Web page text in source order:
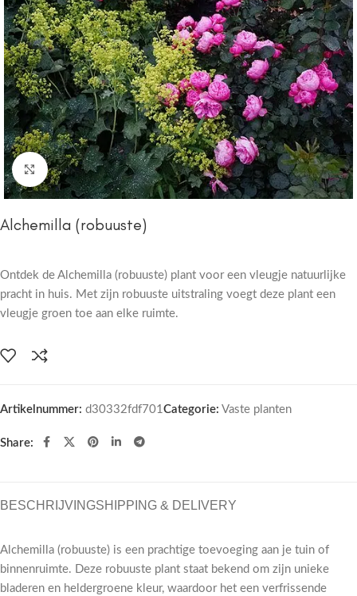
Click to enlarge
Alchemilla (robuuste)
Ontdek de Alchemilla (robuuste) plant voor een vleugje natuurlijke
pracht in huis. Met zijn robuuste uitstraling voegt deze plant een
vleugje groen toe aan elke ruimte.
Artikelnummer: d30332fdf701Categorie: Vaste planten
Share:
BESCHRIJVINGSHIPPING & DELIVERY
Alchemilla (robuuste) is een prachtige toevoeging aan je tuin of
binnenruimte. Deze robuuste plant staat bekend om zijn unieke
bladeren en heldergroene kleur, waardoor het een verfrissende